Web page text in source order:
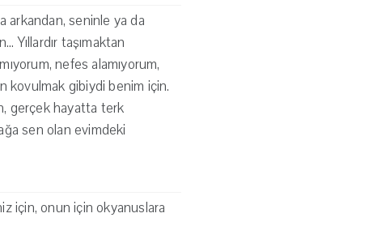
arkandan, seninle ya da
Yıllardır taşımaktan
nefes alamıyorum,
kovulmak gibiydi benim için.
gerçek hayatta terk
sen olan evimdeki
için, onun için okyanuslara